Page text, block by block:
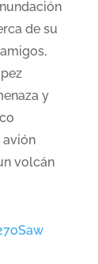
de su
y
avión
volcán